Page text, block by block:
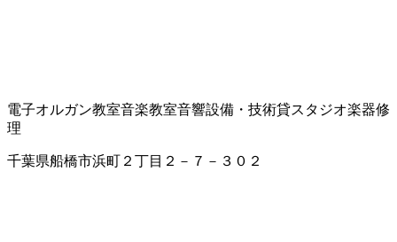
電子オルガン教室音楽教室音響設備・技術貸スタジオ楽器修
理
千葉県船橋市浜町２丁目２－７－３０２